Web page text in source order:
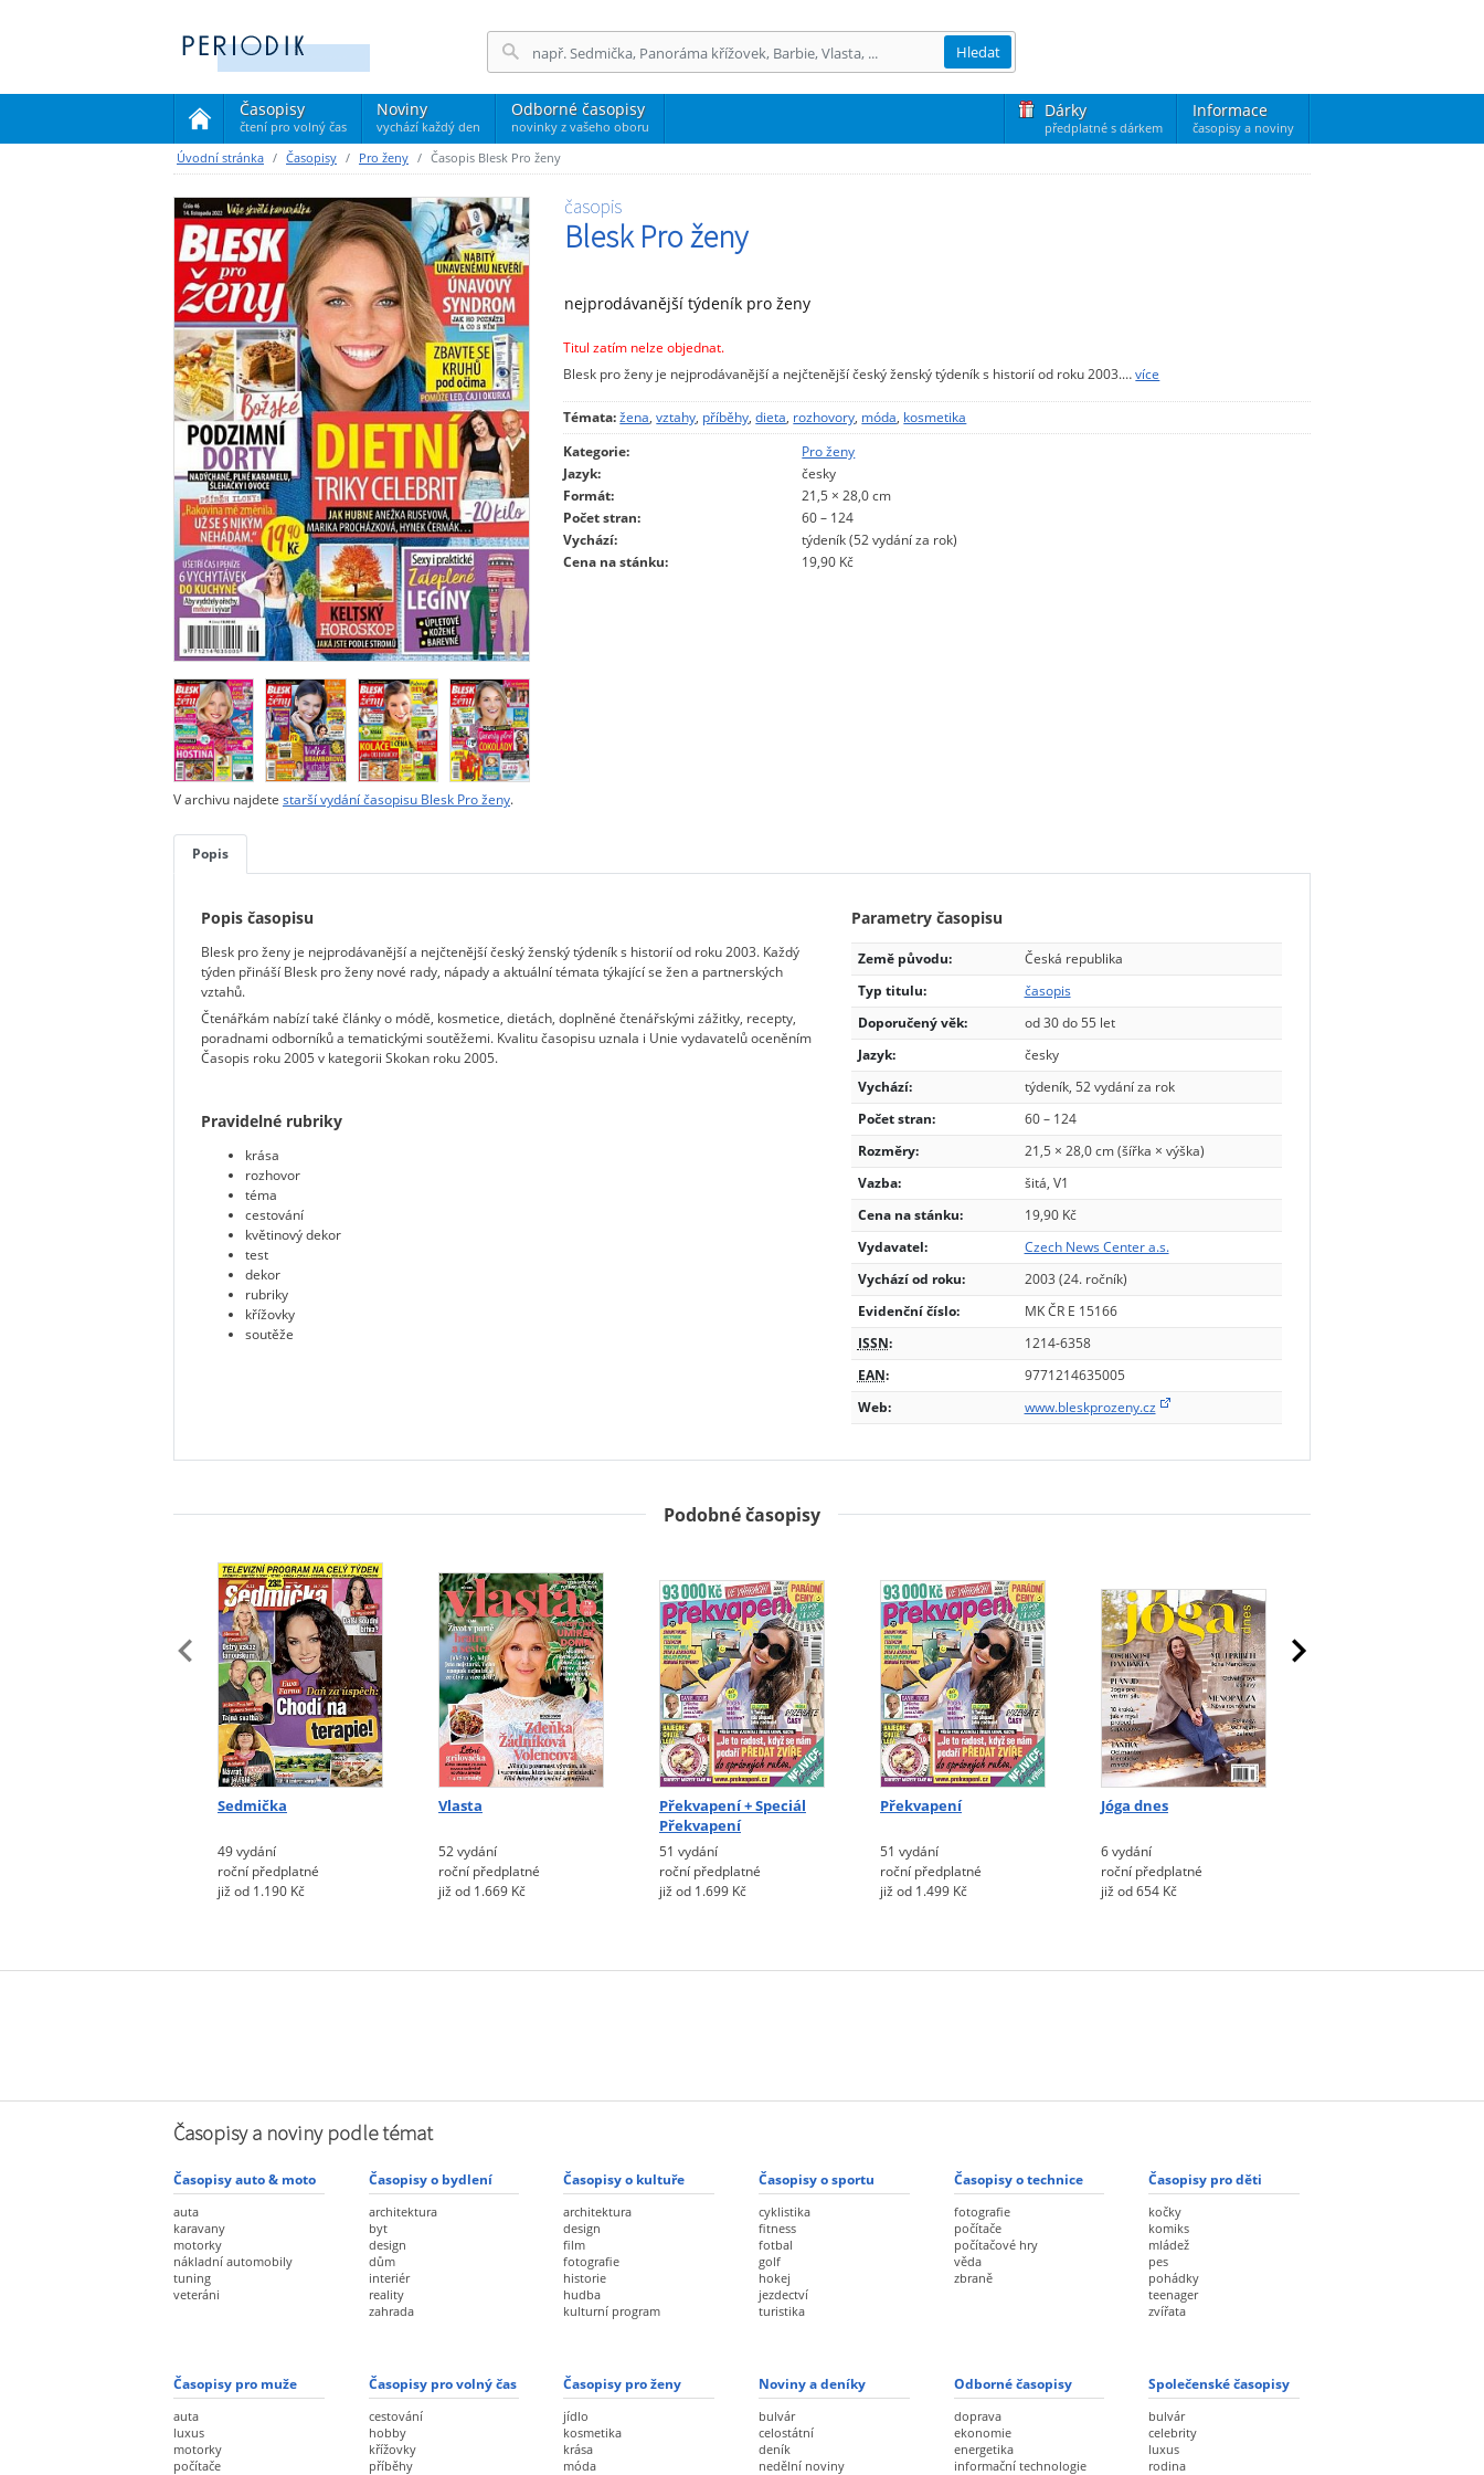
Časopisy
čtení pro volný čas
(current)
Noviny
vychází každý den
Odborné časopisy
novinky z vašeho oboru
Dárky
předplatné s dárkem
Informace
časopisy a noviny
Hledat
Úvodní stránka Časopisy Pro ženy Časopis Blesk Pro ženy
časopis
Blesk Pro ženy
nejprodávanější týdeník pro ženy
V archivu najdete starší vydání časopisu Blesk Pro ženy.
Titul zatím nelze objednat.
Blesk pro ženy je nejprodávanější a nejčtenější český ženský týdeník s historií od roku 2003.…více
Témata:žena,vztahy, příběhy,dieta, rozhovory, móda, kosmetika
Kategorie:
Pro ženy
Jazyk:
česky
Formát:
21,5 × 28,0 cm
Počet stran:
60 – 124
Vychází:
týdeník (52 vydání za rok)
Cena na stánku:
19,90 Kč
Popis
Popis časopisu
Blesk pro ženy je nejprodávanější a nejčtenější český ženský týdeník s historií od roku 2003. Každý
týden přináší Blesk pro ženy nové rady, nápady a aktuální témata týkající se žen a partnerských
vztahů.
Čtenářkám nabízí také články o módě, kosmetice, dietách, doplněné čtenářskými zážitky, recepty,
poradnami odborníků a tematickými soutěžemi. Kvalitu časopisu uznala i Unie vydavatelů oceněním
Časopis roku 2005 v kategorii Skokan roku 2005.
Pravidelné rubriky
krása
rozhovor
téma
cestování
květinový dekor
test
dekor
rubriky
křížovky
soutěže
Parametry časopisu
Země původu:
Česká republika
Typ titulu:
časopis
Doporučený věk:
od 30 do 55 let
Jazyk:
česky
Vychází:
týdeník, 52 vydání za rok
Počet stran:
60 – 124
Rozměry:
21,5 × 28,0 cm (šířka × výška)
Vazba:
šitá, V1
Cena na stánku:
19,90 Kč
Vydavatel:
Czech News Center a.s.
Vychází od roku:
2003 (24. ročník)
Evidenční číslo:
MK ČR E 15166
ISSN:
1214-6358
EAN:
9771214635005
Web:
www.bleskprozeny.cz
Podobné časopisy
Sedmička
49 vydání
roční předplatné
již od 1.190 Kč
Vlasta
52 vydání
roční předplatné
již od 1.669 Kč
Překvapení + Speciál
Překvapení
51 vydání
roční předplatné
již od 1.699 Kč
Překvapení
51 vydání
roční předplatné
již od 1.499 Kč
Jóga dnes
6 vydání
roční předplatné
již od 654 Kč
Časopisy a noviny podle témat
Časopisy auto & moto
auta
karavany
motorky
nákladní automobily
tuning
veteráni
Časopisy o bydlení
architektura
byt
design
dům
interiér
reality
zahrada
Časopisy o kultuře
architektura
design
film
fotografie
historie
hudba
kulturní program
Časopisy o sportu
cyklistika
fitness
fotbal
golf
hokej
jezdectví
turistika
Časopisy o technice
fotografie
počítače
počítačové hry
věda
zbraně
Časopisy pro děti
kočky
komiks
mládež
pes
pohádky
teenager
zvířata
Časopisy pro muže
auta
luxus
motorky
počítače
Časopisy pro volný čas
cestování
hobby
křížovky
příběhy
Časopisy pro ženy
jídlo
kosmetika
krása
móda
Noviny a deníky
bulvár
celostátní
deník
nedělní noviny
Odborné časopisy
doprava
ekonomie
energetika
informační technologie
Společenské časopisy
bulvár
celebrity
luxus
rodina